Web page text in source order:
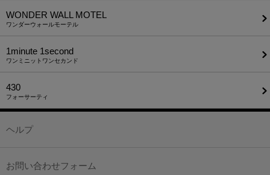
WONDER WALL MOTEL
ワンダーウォールモーテル
1minute​ 1second
ワンミニットワンセカンド
430
フォーサーティ
ヘルプ
お問い合わせフォーム